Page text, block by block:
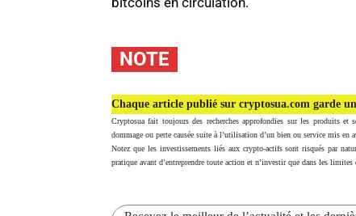
NOTE
Chaque article publié sur cryptosua.com garde
Cryptosua fait toujours des recherches approfondies sur les produits
dommage ou perte causée suite à l’utilisation d’un bien ou service mis en
Notez que les investissements liés aux crypto-actifs sont risqués par
pratique avant d’entreprendre toute action et n’investir que dans les limites